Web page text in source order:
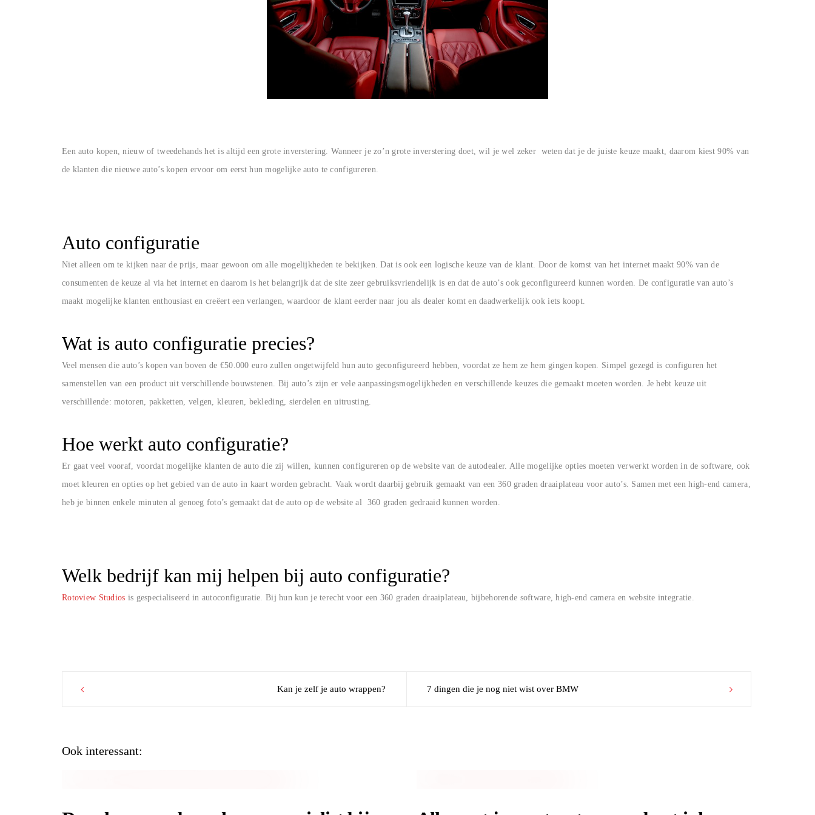
Een auto kopen, nieuw of tweedehands het is altijd een grote inverstering. Wanneer je zo’n grote inverstering doet, wil je wel zeker weten dat je de juiste keuze maakt, daarom kiest 90% van
de klanten die nieuwe auto’s kopen ervoor om eerst hun mogelijke auto te configureren.
Auto configuratie
Niet alleen om te kijken naar de prijs, maar gewoon om alle mogelijkheden te bekijken. Dat is ook een logische keuze van de klant. Door de komst van het internet maakt 90% van de
consumenten de keuze al via het internet en daarom is het belangrijk dat de site zeer gebruiksvriendelijk is en dat de auto’s ook geconfigureerd kunnen worden. De configuratie van auto’s
maakt mogelijke klanten enthousiast en creëert een verlangen, waardoor de klant eerder naar jou als dealer komt en daadwerkelijk ook iets koopt.
Wat is auto configuratie precies?
Veel mensen die auto’s kopen van boven de €50.000 euro zullen ongetwijfeld hun auto geconfigureerd hebben, voordat ze hem ze hem gingen kopen. Simpel gezegd is configuren het
samenstellen van een product uit verschillende bouwstenen. Bij auto’s zijn er vele aanpassingsmogelijkheden en verschillende keuzes die gemaakt moeten worden. Je hebt keuze uit
verschillende: motoren, pakketten, velgen, kleuren, bekleding, sierdelen en uitrusting.
Hoe werkt auto configuratie?
Er gaat veel vooraf, voordat mogelijke klanten de auto die zij willen, kunnen configureren op de website van de autodealer. Alle mogelijke opties moeten verwerkt worden in de software, ook
moet kleuren en opties op het gebied van de auto in kaart worden gebracht. Vaak wordt daarbij gebruik gemaakt van een 360 graden draaiplateau voor auto’s. Samen met een high-end camera,
heb je binnen enkele minuten al genoeg foto’s gemaakt dat de auto op de website al 360 graden gedraaid kunnen worden.
Welk bedrijf kan mij helpen bij auto configuratie?
Rotoview Studios is gespecialiseerd in autoconfiguratie. Bij hun kun je terecht voor een 360 graden draaiplateau, bijbehorende software, high-end camera en website integratie.
Post
Kan je zelf je auto wrappen? 7 dingen die je nog niet wist over BMW
Ook interessant: